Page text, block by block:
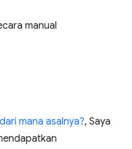
manual
mana asalnya?, Saya